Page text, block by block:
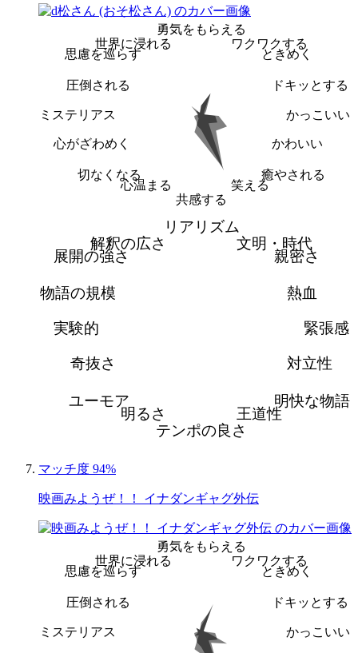
勇気をもらえる
ワクワクする
ときめく
ドキッとする
かっこいい
かわいい
癒やされる
笑える
共感する
心温まる
切なくなる
心がざわめく
ミステリアス
圧倒される
思慮を巡らす
世界に浸れる
リアリズム
文明・時代
親密さ
熱血
緊張感
対立性
明快な物語
王道性
テンポの良さ
明るさ
ユーモア
奇抜さ
実験的
物語の規模
展開の強さ
解釈の広さ
マッチ度 94%
映画みようぜ！！ イナダンギャグ外伝
勇気をもらえる
ワクワクする
ときめく
ドキッとする
かっこいい
ミステリアス
圧倒される
思慮を巡らす
世界に浸れる